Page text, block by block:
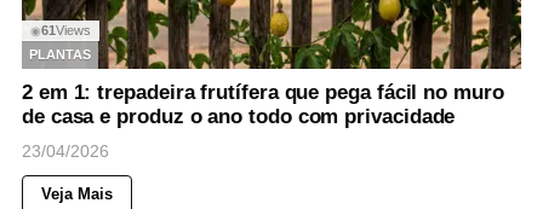
◉61 Views
PLANTAS
2 em 1: trepadeira frutífera que pega fácil no muro
de casa e produz o ano todo com privacidade
23/04/2026
Veja Mais